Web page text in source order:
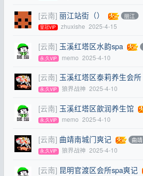
[云南] 丽江站街（） 丽江
皇冠VIP zhuxishe 2025-4-15
[云南] 玉溪红塔区水韵spa
永,久VIP memo 2025-4-10
[云南] 玉溪红塔区泰莉养生会所
永,久VIP 狼界战神 2025-4-10
[云南] 玉溪红塔区歆润养生馆
永,久VIP memo 2025-4-10
[云南] 曲靖南城门爽记 曲靖
永,久VIP 狼界战神 2025-4-10
[云南] 昆明官渡区会所spa爽记